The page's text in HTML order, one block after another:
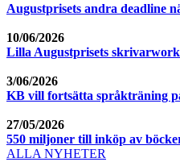
Augustprisets andra deadline
10/06/2026
Lilla Augustprisets
3/06/2026
KB vill fortsätta språkträning
27/05/2026
550 miljoner till inköp av
ALLA NYHETER